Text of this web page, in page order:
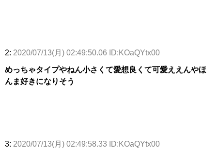
2: 2020/07/13(月) 02:49:50.06 ID:KOaQYtx00
めっちゃタイプやねん小さくて愛想良くて可愛ええんやほ
んま好きになりそう
3: 2020/07/13(月) 02:49:58.33 ID:KOaQYtx00